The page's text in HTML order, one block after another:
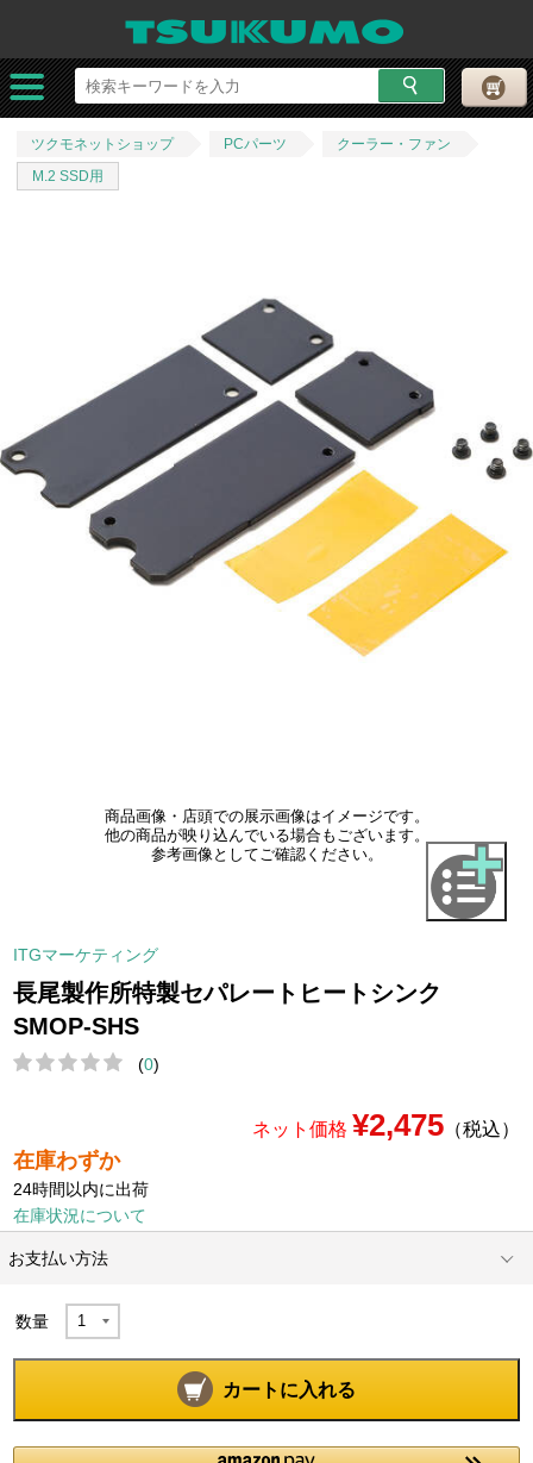
ツクモネットショップ PCパーツ
クーラー・ファン
M.2 SSD用
商品画像・店頭での展示画像はイメージです。
他の商品が映り込んでいる場合もございます。
参考画像としてご確認ください。
ITGマーケティング
長尾製作所特製セパレートヒートシンク
SMOP-SHS
(0)
ネット価格 ¥2,475（税込）
在庫わずか
24時間以内に出荷
在庫状況について
お支払い方法
数量
カートに入れる